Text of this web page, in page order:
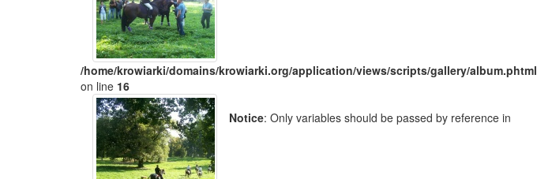
/home/krowiarki/domains/krowiarki.org/application/views/scripts/gallery/album.phtml
on line 16
Notice: Only variables should be passed by reference in